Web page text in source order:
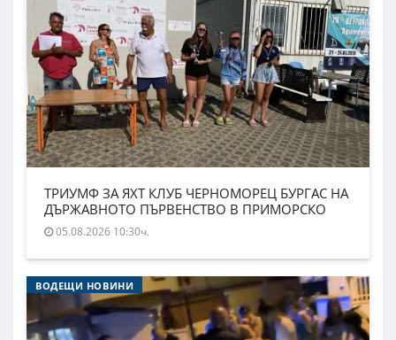
ТРИУМФ ЗА ЯХТ КЛУБ ЧЕРНОМОРЕЦ БУРГАС НА
ДЪРЖАВНОТО ПЪРВЕНСТВО В ПРИМОРСКО
05.08.2026 10:30ч.
ВОДЕЩИ НОВИНИ